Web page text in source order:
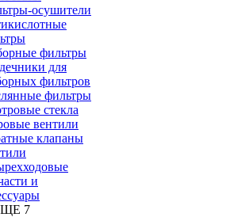
осушители
фильтры
для
фильтров
фильтры
стекла
вентили
клапаны
и
7